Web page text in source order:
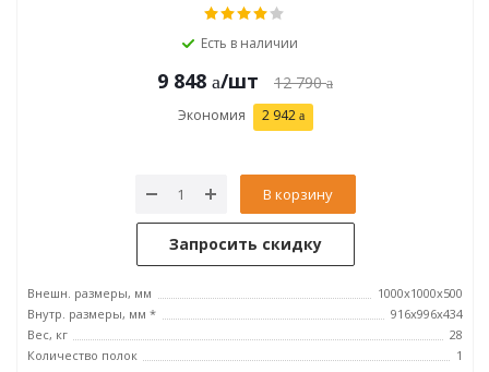
Есть в наличии
9 848 /шт 12 790
Экономия 2 942
В корзину
Запросить скидку
Внешн. размеры, мм
1000x1000x500
Внутр. размеры, мм *
916x996x434
Вес, кг
28
Количество полок
1